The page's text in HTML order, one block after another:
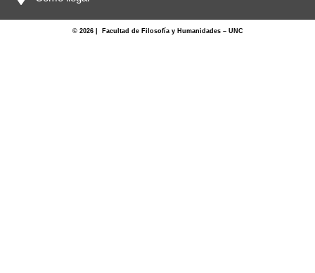
© 2026 | Facultad de Filosofía y Humanidades – UNC